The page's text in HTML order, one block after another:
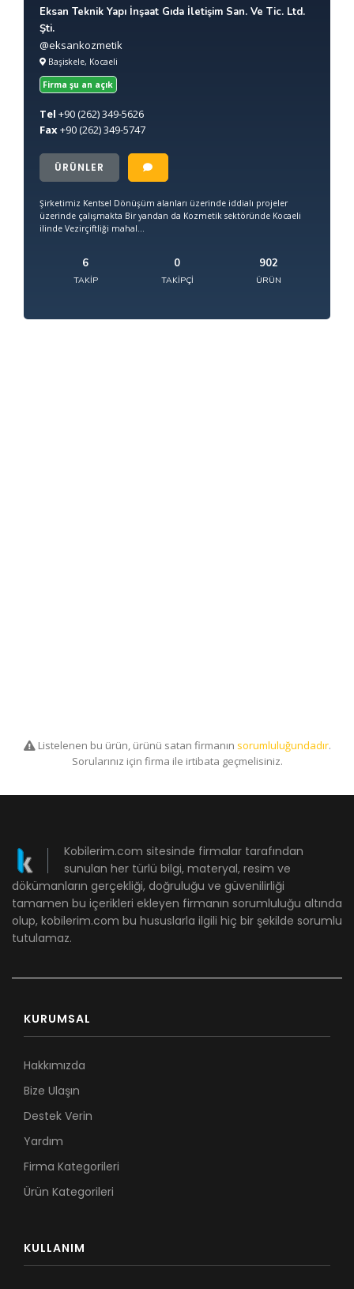
Eksan Teknik Yapı İnşaat Gıda İletişim San. Ve Tic. Ltd.
Şti.
@eksankozmetik
Başiskele, Kocaeli
Firma şu an açık
Tel +90(262) 349-5626
Fax+90(262) 349-5747
ÜRÜNLER
Şirketimiz Kentsel Dönüşüm alanları üzerinde iddialı projeler
üzerinde çalışmakta Bir yandan da Kozmetik sektöründe Kocaeli
ilinde Vezirçiftliği mahal...
6
TAKIP
0
TAKIPÇI
902
ÜRÜN
Listelenen bu ürün, ürünü satan firmanın sorumluluğundadır.
Sorularınız için firma ile irtibata geçmelisiniz.
Kobilerim.com sitesinde firmalar tarafından
sunulan her türlü bilgi, materyal, resim ve
dökümanların gerçekliği, doğruluğu ve güvenilirliği
tamamen bu içerikleri ekleyen firmanın sorumluluğu altında
olup, kobilerim.com bu hususlarla ilgili hiç bir şekilde sorumlu
tutulamaz.
KURUMSAL
Hakkımızda
Bize Ulaşın
Destek Verin
Yardım
Firma Kategorileri
Ürün Kategorileri
KULLANIM